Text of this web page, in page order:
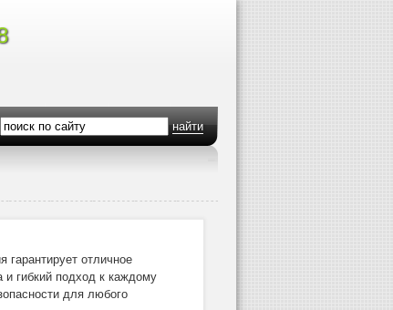
найти
гарантирует отличное
и гибкий подход к каждому
для любого